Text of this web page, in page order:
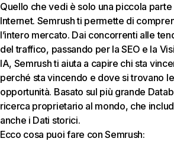
Quello che vedi è solo una piccola parte
Internet. Semrush ti permette di
l’intero mercato. Dai concorrenti alle
del traffico, passando per la SEO e la
IA, Semrush ti aiuta a capire chi sta
perché sta vincendo e dove si trovano
opportunità. Basato sul più grande
ricerca proprietario al mondo, che
anche i Dati storici.
Ecco cosa puoi fare con Semrush: